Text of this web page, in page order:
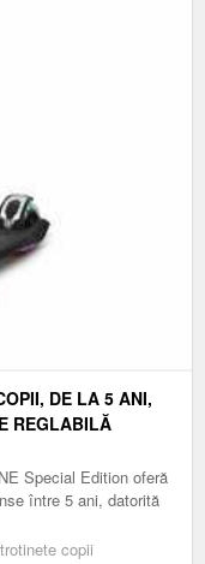
DE LA 5 ANI,
REGLABILĂ
Special Edition oferă
între 5 ani, datorită
copii